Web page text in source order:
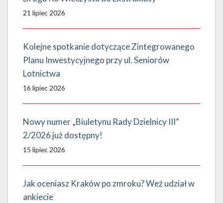
21 lipiec 2026
Kolejne spotkanie dotyczące Zintegrowanego
Planu Inwestycyjnego przy ul. Seniorów
Lotnictwa
16 lipiec 2026
Nowy numer „Biuletynu Rady Dzielnicy III”
2/2026 już dostępny!
15 lipiec 2026
Jak oceniasz Kraków po zmroku? Weź udział w
ankiecie